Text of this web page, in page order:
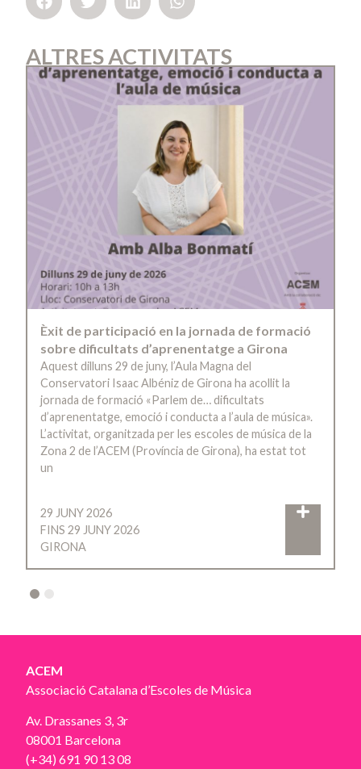
ALTRES ACTIVITATS
Èxit de participació en la jornada de formació
sobre dificultats d’aprenentatge a Girona
Aquest dilluns 29 de juny, l’Aula Magna del
Conservatori Isaac Albéniz de Girona ha acollit la
jornada de formació «Parlem de… dificultats
d’aprenentatge, emoció i conducta a l’aula de música».
L’activitat, organitzada per les escoles de música de la
Zona 2 de l’ACEM (Província de Girona), ha estat tot
un
29 JUNY 2026
FINS 29 JUNY 2026
GIRONA
ACEM
Associació Catalana d’Escoles de Música
Av. Drassanes 3, 3r
08001 Barcelona
(+34) 691 90 13 08